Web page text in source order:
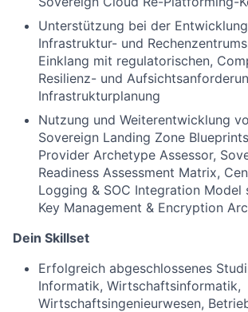
Unterstützung bei der
Infrastruktur- und
Einklang mit regulatorischen,
Resilienz- und
Infrastrukturplanung
Nutzung und Weiterentwicklung
Sovereign Landing Zone
Provider Archetype Assessor,
Readiness Assessment Matrix,
Logging & SOC Integration Model
Key Management & Encryption
Dein Skillset
Erfolgreich abgeschlossenes
Informatik, Wirtschaftsinformatik,
Wirtschaftsingenieurwesen,